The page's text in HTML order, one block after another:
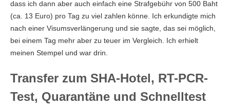
dass ich dann aber auch einfach eine Strafgebühr von 500 Baht
(ca. 13 Euro) pro Tag zu viel zahlen könne. Ich erkundigte mich
nach einer Visumsverlängerung und sie sagte, das sei möglich,
bei einem Tag mehr aber zu teuer im Vergleich. Ich erhielt
meinen Stempel und war drin.
Transfer zum SHA-Hotel, RT-PCR-
Test, Quarantäne und Schnelltest